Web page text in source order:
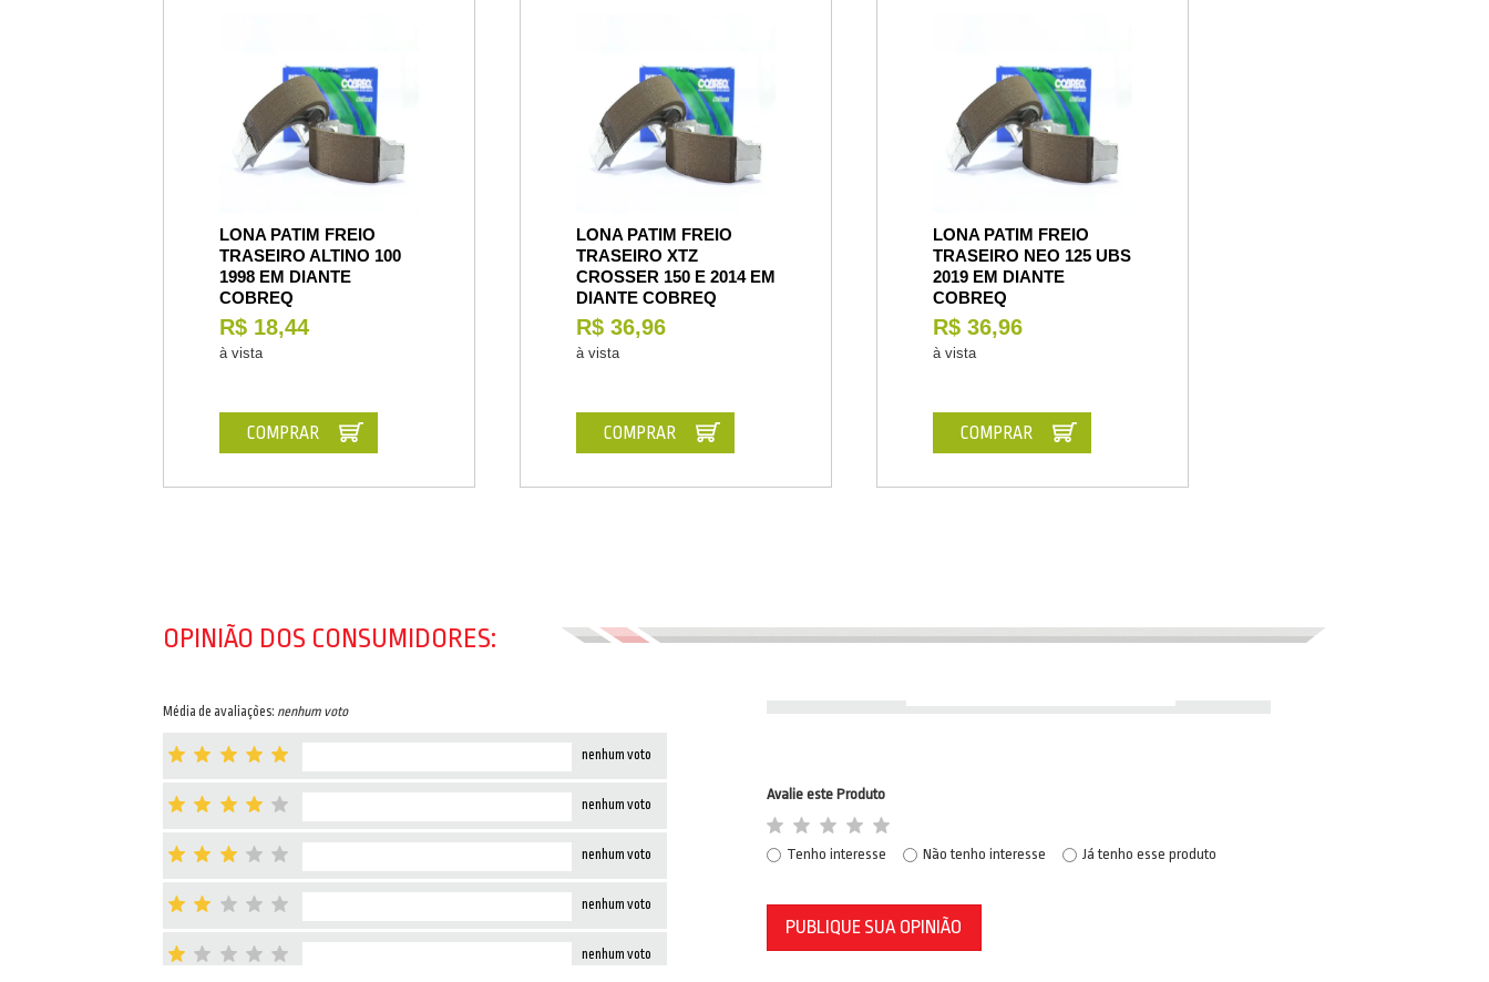
LONA PATIM FREIO
TRASEIRO ALTINO 100
1998 EM DIANTE
COBREQ
R$ 18,44
à vista
COMPRAR
LONA PATIM FREIO
TRASEIRO XTZ
CROSSER 150 E 2014 EM
DIANTE COBREQ
R$ 36,96
à vista
COMPRAR
LONA PATIM FREIO
TRASEIRO NEO 125 UBS
2019 EM DIANTE
COBREQ
R$ 36,96
à vista
COMPRAR
OPINIÃO DOS CONSUMIDORES:
Média de avaliações: nenhum voto
nenhum voto
nenhum voto
nenhum voto
nenhum voto
nenhum voto
Avalie este Produto
Tenho interesse Não tenho interesse Já tenho esse produto
PUBLIQUE SUA OPINIÃO